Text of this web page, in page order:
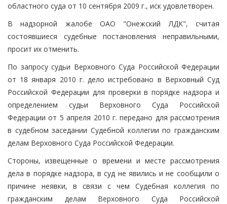
областного суда от 10 сентября 2009 г., иск удовлетворен.
В надзорной жалобе ОАО "Онежский ЛДК", считая
состоявшиеся судебные постановления неправильными,
просит их отменить.
По запросу судьи Верховного Суда Российской Федерации
от 18 января 2010 г. дело истребовано в Верховный Суд
Российской Федерации для проверки в порядке надзора и
определением судьи Верховного Суда Российской
Федерации от 5 апреля 2010 г. передано для рассмотрения
в судебном заседании Судебной коллегии по гражданским
делам Верховного Суда Российской Федерации.
Стороны, извещенные о времени и месте рассмотрения
дела в порядке надзора, в суд не явились и не сообщили о
причине неявки, в связи с чем Судебная коллегия по
гражданским делам Верховного Суда Российской